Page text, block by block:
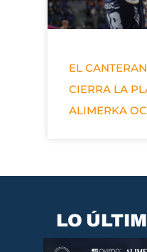
EL
CIERRA LA
ALIMERKA
LO